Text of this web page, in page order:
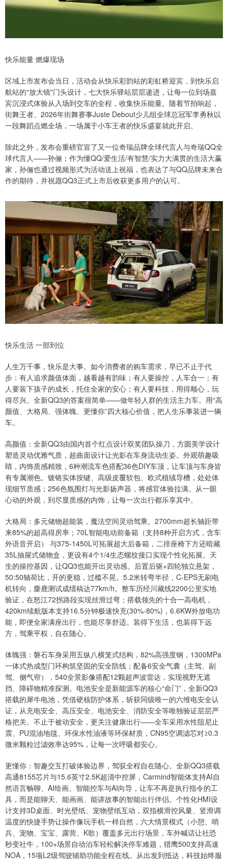
快乐能量 燃爆现场
区域上市发布会当日，活动会从快乐彩韵站的彩虹桥迎宾，到快乐启
航站的“放大镜"门头设计，七大快乐驿站层层递进，让每一位到场嘉
宾沉浸式体验从入场到交车的全程，收集快乐能量。随着节拍响起，
街舞王者、2026年街舞赛事Juste Debout少儿组全球总冠军李勇秋以
一段舞蹈点燃全场，一场属于小车王者的快乐盛宴就此开启。
除此之外，发布会重磅官宣了又一位奇瑞品牌全球代言人与奇瑞QQ全
球代言人——孙俪；作为懂QQ/爱生活/有智慧/实力大满贯的生活大赢
家，孙俪也通过视频形式为活动送上祝福，也表达了与QQ品牌未来合
作的期待，并祝愿QQ3正式上市后收获更多用户的认可。
快乐生活 一部到位
人生万千事，快乐是大事。如今消费者的购车需求，早已不止于代
步：有人追求颜值体面，越看越有韵味；有人要操控，人车合一；有
人要装下孩子的成长，托住全家的安心；有人要科技，用得顺心，玩
得尽兴。全新QQ3的答案很简单——做年轻人群的生活主力车。用“高
颜值、大格局、强体魄、更懂你”四大核心价值，把人生乐事装进一辆
车。
高颜值：全新QQ3由国内首个红点设计双奖团队操刀，方圆美学设计
塑造灵动优雅气质，超曲面设计让光影在车身流动生姿。外观萌趣吸
睛，内饰质感精致，6种潮流车色搭配36色DIY车顶，让车顶与车身皆
有专属潮色。镀铬实体按键、高级皮覆软包、欧式植绒导槽，处处体
现细节质感；256色氛围灯与光影扬声器，将感官体验拉满。从一眼
心动的外观，到尽显质感的内饰，让每一次出行都乐享其中。
大格局：多元储物超能装，魔法空间灵动驾乘。2700mm超长轴距带
来85%的超高得房率；70L智能电动前备箱（支持8种开启方式，含车
外语音开启） 与375-1450L可拓展超大后备箱，二排座椅下方还暗藏
35L抽屉式储物盒，更设有4个1/4生态螺纹接口实现个性化拓展。天
生的操控基因，让QQ3也能开出灵动感。后置后驱+四轮独立悬架，
50:50轴荷比，开的更稳，过槛不晃。5.2米转弯半径，C-EPS无刷电
机转向，麋鹿测试成绩稿达77km/h。整车历经川藏线2200公里实地
验证，在怒江72拐路段实现丝滑过弯；搭载领先的十合一高电机，
420km续航版本支持16.5分钟极速快充(30%-80%)，6.6KW外放电功
能，即便全家满座出行，也能尽享舒适。装得下生活，也装得下远
方，驾乘平权，自在随心。
体魄强：磐石车身采用五纵八横笼式结构，82%高强度钢，1300MPa
一体式热成型门环构筑坚固的安全防线；配备6安全气囊（主驾、副
驾、侧气帘），540全景影像搭配12颗超声波雷达，实现视野无遮
挡、障碍物精准探测。电池安全是新能源车的核心“命门”，全新QQ3
搭载的犀牛电池，凭借硬核防护体系，斩获同级唯一的六维电安全认
证，从充电安全、高压安全、电池安全、消防安全等唯独验证层层严
格把关。不止于被动安全，更关注健康出行——全车采用水性阻尼止
震、PU混油地毯、环保水性油液等环保材质，CN95空调滤芯对≥0.3
微米颗粒过滤效率达95%，让每一次呼吸都安心。
更懂你：智趣交互打破体验边界，驾驭全程自在随心。全新QQ3搭载
高通8155芯片与15.6英寸2.5K超清中控屏，Carmind智能体支持AI自
然语言畅聊、AI绘画、智能控车与AI向导，让车不再是执行指令的工
具，而是能聊天、能画画、能讲故事的智能出行伴侣。个性化HMI设
计支持3D桌面、时光壁纸、宠物壁纸互动，双指横滑控风量、竖滑调
温度的快捷手势让操作像玩手机一样自然，六大情景模式（小憩、哨
兵、宠物、宝宝、露营、K歌）覆盖多元出行场景，车外喊话让社恐
秒变社牛，100+场景自动泊车轻松解决停车难题，猎鹰500支持高速
NOA，15项L2级驾驶辅助功能全程在线。从出发到抵达，科技始终服